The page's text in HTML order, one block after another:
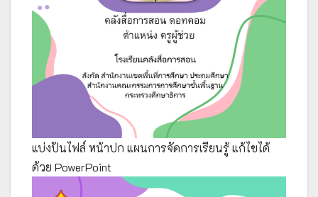
แบ่งปันไฟล์ หน้าปก แผนการจัดการเรียนรู้ แก้ไขได้
ด้วย PowerPoint